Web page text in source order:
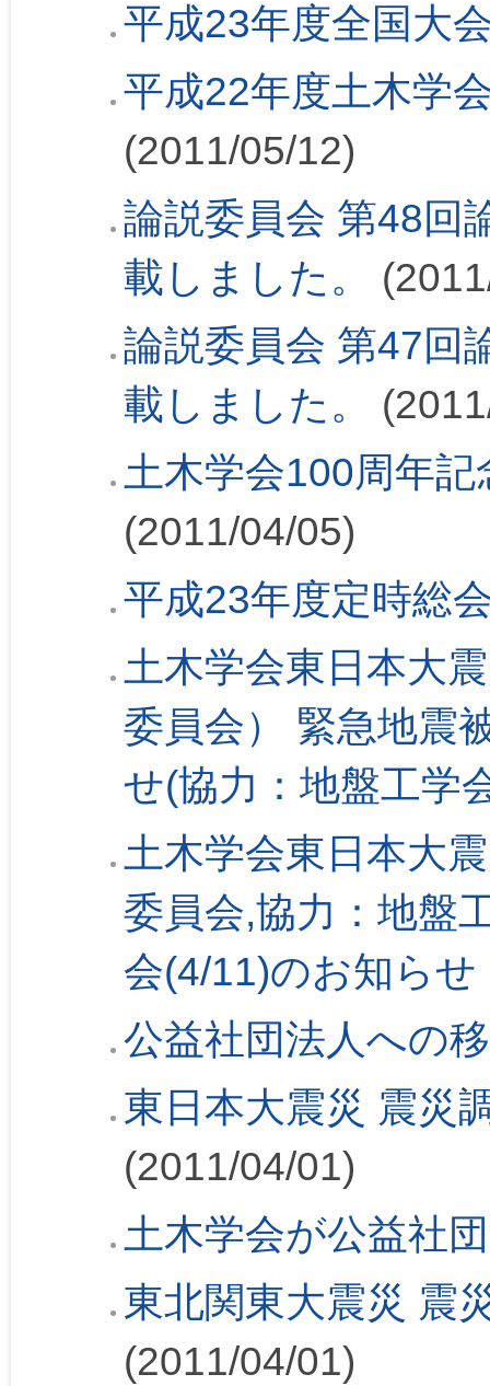
平成23年度全国大
平成22年度土木学
(2011/05/12)
論説委員会 第48回
載しました。
論説委員会 第47回
載しました。
土木学会100周年
(2011/04/05)
平成23年度定時総
土木学会東日本大
委員会） 緊急地震
せ(協力：地盤工学
土木学会東日本大
委員会,協力：地盤
会(4/11)のお知らせ
公益社団法人への
東日本大震災 震災
(2011/04/01)
土木学会が公益社
東北関東大震災 震
(2011/04/01)